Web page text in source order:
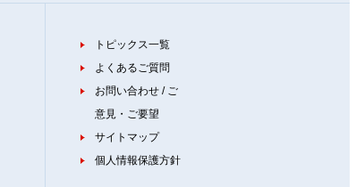
トピックス一覧
よくあるご質問
お問い合わせ / ご
意見・ご要望
サイトマップ
個人情報保護方針